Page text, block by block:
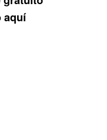
aquí